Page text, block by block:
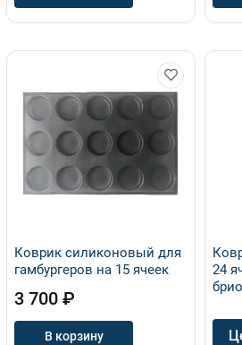
Коврик силиконовый для
гамбургеров на 15 ячеек
3 700 ₽
В корзину
24